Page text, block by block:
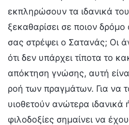
εκπληρώσουν τα ιδανικά
ξεκαθαρίσει σε ποιον
σας στρέψει ο Σατανάς; Οι
ότι δεν υπάρχει τίποτα το
απόκτηση γνώσης, αυτή
ροή των πραγμάτων. Για να
υιοθετούν ανώτερα ιδανικά
φιλοδοξίες σημαίνει να